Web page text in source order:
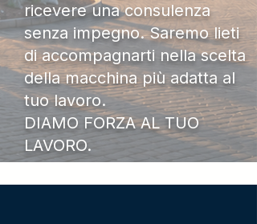
ricevere una consulenza
senza impegno. Saremo lieti
di accompagnarti nella scelta
della macchina più adatta al
tuo lavoro.
DIAMO FORZA AL TUO
LAVORO.